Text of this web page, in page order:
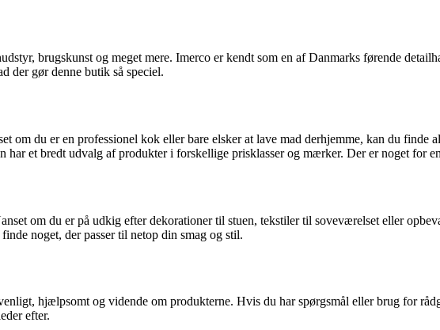
brugskunst og meget mere. Imerco er kendt som en af Danmarks førende
der gør denne butik så speciel.
du er en professionel kok eller bare elsker at lave mad derhjemme, kan du finde
et bredt udvalg af produkter i forskellige prisklasser og mærker. Der er noget for
om du er på udkig efter dekorationer til stuen, tekstiler til soveværelset eller
noget, der passer til netop din smag og stil.
hjælpsomt og vidende om produkterne. Hvis du har spørgsmål eller brug for
efter.